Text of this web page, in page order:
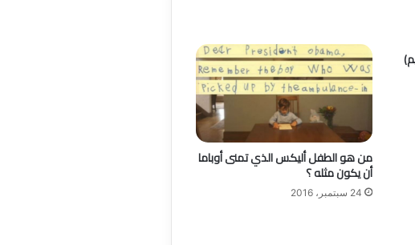
من هو الطفل أليكس الذي تمنى أوباما
أن يكون مثله ؟
24 سبتمبر، 2016